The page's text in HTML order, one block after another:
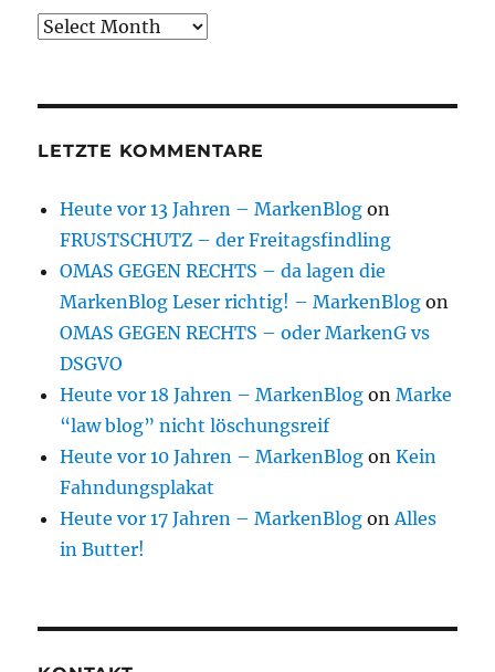
Archive
LETZTE KOMMENTARE
Heute vor 13 Jahren – MarkenBlog on
FRUSTSCHUTZ – der Freitagsfindling
OMAS GEGEN RECHTS – da lagen die
MarkenBlog Leser richtig! – MarkenBlog on
OMAS GEGEN RECHTS – oder MarkenG vs
DSGVO
Heute vor 18 Jahren – MarkenBlog onMarke
“law blog” nicht löschungsreif
Heute vor 10 Jahren – MarkenBlog onKein
Fahndungsplakat
Heute vor 17 Jahren – MarkenBlog onAlles
in Butter!